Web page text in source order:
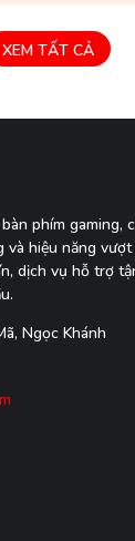
rồi mở lại tai
cắm receiver
XEM TẤT CẢ
phím gaming,
và hiệu năng
dịch vụ hỗ trợ
Ngọc Khánh